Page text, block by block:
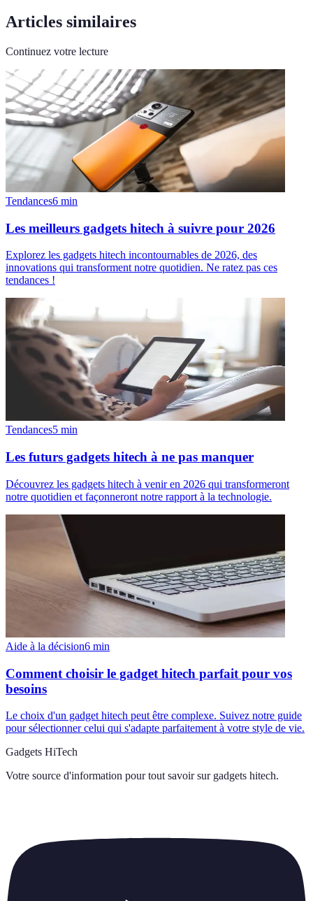
Articles similaires
Continuez votre lecture
Tendances6 min
Les meilleurs gadgets hitech à suivre pour 2026
Explorez les gadgets hitech incontournables de 2026, des
innovations qui transforment notre quotidien. Ne ratez pas ces
tendances !
Tendances5 min
Les futurs gadgets hitech à ne pas manquer
Découvrez les gadgets hitech à venir en 2026 qui transformeront
notre quotidien et façonneront notre rapport à la technologie.
Aide à la décision6 min
Comment choisir le gadget hitech parfait pour vos
besoins
Le choix d'un gadget hitech peut être complexe. Suivez notre guide
pour sélectionner celui qui s'adapte parfaitement à votre style de vie.
Gadgets HiTech
Votre source d'information pour tout savoir sur gadgets hitech.